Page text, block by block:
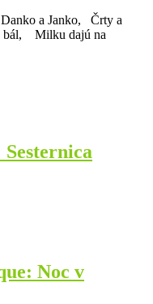
Danko a Janko, Črty a
bál, Milku dajú na
Noc v